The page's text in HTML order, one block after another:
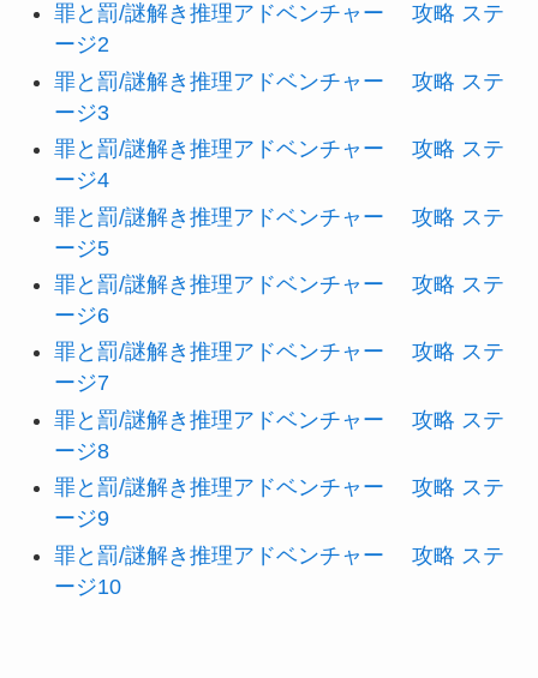
罪と罰/謎解き推理アドベンチャー 攻略 ステ
ージ2
罪と罰/謎解き推理アドベンチャー 攻略 ステ
ージ3
罪と罰/謎解き推理アドベンチャー 攻略 ステ
ージ4
罪と罰/謎解き推理アドベンチャー 攻略 ステ
ージ5
罪と罰/謎解き推理アドベンチャー 攻略 ステ
ージ6
罪と罰/謎解き推理アドベンチャー 攻略 ステ
ージ7
罪と罰/謎解き推理アドベンチャー 攻略 ステ
ージ8
罪と罰/謎解き推理アドベンチャー 攻略 ステ
ージ9
罪と罰/謎解き推理アドベンチャー 攻略 ステ
ージ10